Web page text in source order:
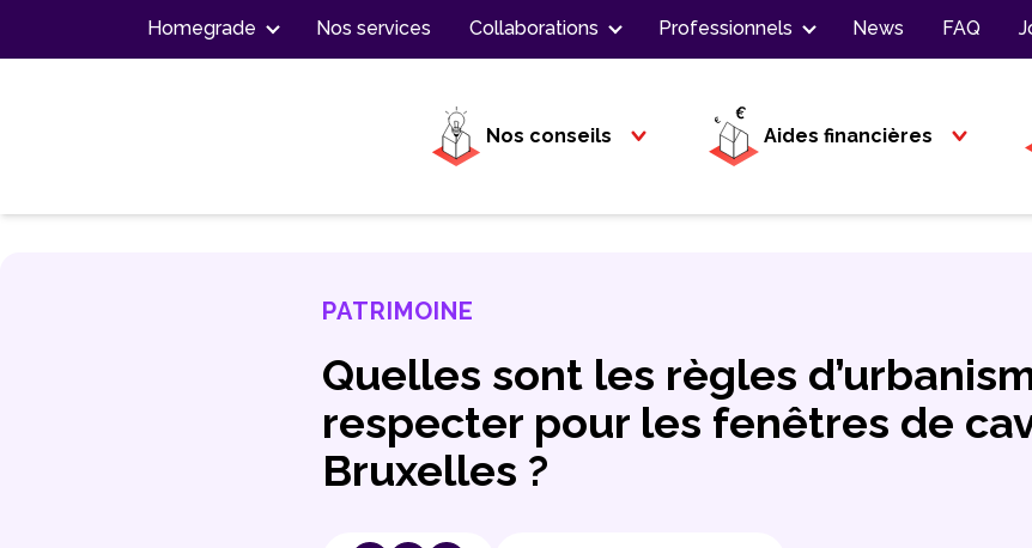
Homegrade Nos services Collaborations Professionnels News FAQ
Nos conseils Aides financières
PATRIMOINE
Quelles sont les règles
respecter pour les fenêtres de
Bruxelles ?